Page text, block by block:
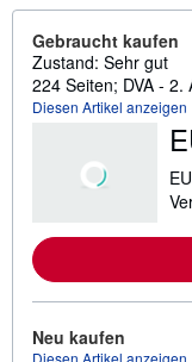
Gebraucht kaufen
Zustand: Sehr gut
224 Seiten; DVA - 2.
Diesen Artikel anzeigen
Neu kaufen